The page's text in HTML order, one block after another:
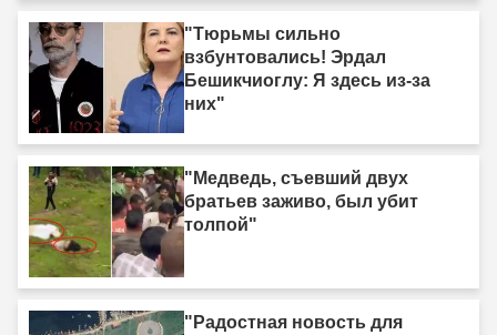
"Тюрьмы сильно
взбунтовались! Эрдал
Бешикчиоглу: Я здесь из-за
них"
"Медведь, съевший двух
братьев заживо, был убит
толпой"
"Радостная новость для